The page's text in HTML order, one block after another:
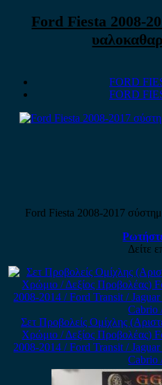
Ford Fiesta 2008-
FORD
FORD
Ford Fiesta 2008-2017
Δείτε
Σετ Προβολείς Ομίχλης
Χρώμιο / Δεξίος Προβολέας)
2008-2014 / Ford Transit /
Cabrio